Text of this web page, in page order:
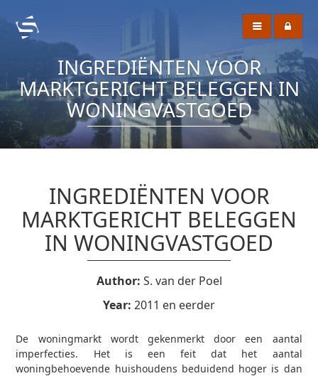
INGREDIËNTEN VOOR
MARKTGERICHT BELEGGEN IN
WONINGVASTGOED
INGREDIËNTEN VOOR
MARKTGERICHT BELEGGEN
IN WONINGVASTGOED
Author: S. van der Poel
Year: 2011 en eerder
De woningmarkt wordt gekenmerkt door een aantal
imperfecties. Het is een feit dat het aantal
woningbehoevende huishoudens beduidend hoger is dan